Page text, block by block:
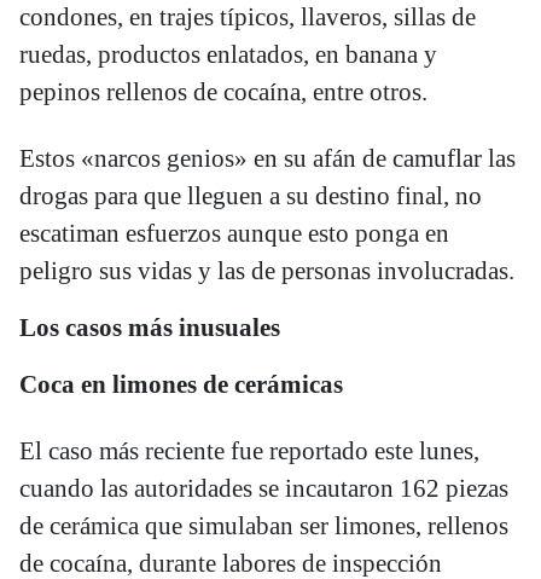
condones, en trajes típicos, llaveros, sillas de
ruedas, productos enlatados, en banana y
pepinos rellenos de cocaína, entre otros.
Estos «narcos genios» en su afán de camuflar las
drogas para que lleguen a su destino final, no
escatiman esfuerzos aunque esto ponga en
peligro sus vidas y las de personas involucradas.
Los casos más inusuales
Coca en limones de cerámicas
El caso más reciente fue reportado este lunes,
cuando las autoridades se incautaron 162 piezas
de cerámica que simulaban ser limones, rellenos
de cocaína, durante labores de inspección